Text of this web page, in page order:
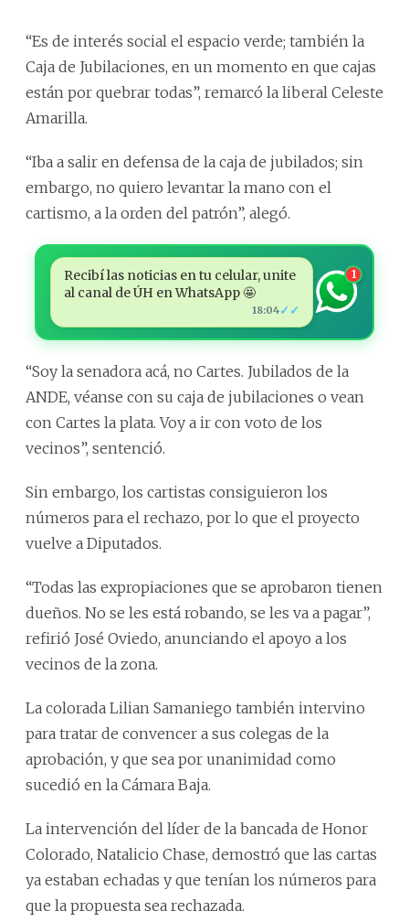
“Es de interés social el espacio verde; también la
Caja de Jubilaciones, en un momento en que cajas
están por quebrar todas”, remarcó la liberal Celeste
Amarilla.
“Iba a salir en defensa de la caja de jubilados; sin
embargo, no quiero levantar la mano con el
cartismo, a la orden del patrón”, alegó.
Recibí las noticias en tu celular, unite
al canal de ÚH en WhatsApp 🤩
18:04✓✓
1
“Soy la senadora acá, no Cartes. Jubilados de la
ANDE, véanse con su caja de jubilaciones o vean
con Cartes la plata. Voy a ir con voto de los
vecinos”, sentenció.
Sin embargo, los cartistas consiguieron los
números para el rechazo, por lo que el proyecto
vuelve a Diputados.
“Todas las expropiaciones que se aprobaron tienen
dueños. No se les está robando, se les va a pagar”,
refirió José Oviedo, anunciando el apoyo a los
vecinos de la zona.
La colorada Lilian Samaniego también intervino
para tratar de convencer a sus colegas de la
aprobación, y que sea por unanimidad como
sucedió en la Cámara Baja.
La intervención del líder de la bancada de Honor
Colorado, Natalicio Chase, demostró que las cartas
ya estaban echadas y que tenían los números para
que la propuesta sea rechazada.